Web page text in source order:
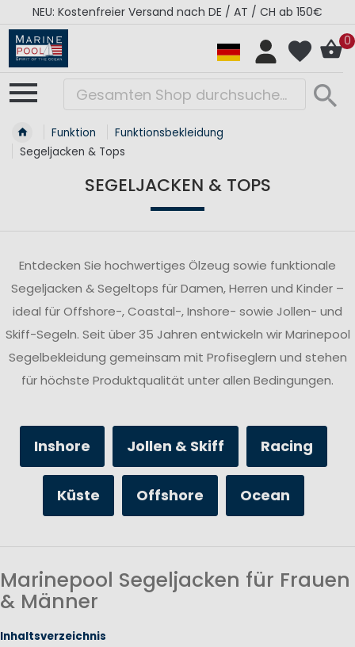
RÉGATES ROYALES Kollektion - Super Sale
0
Funktion
Funktionsbekleidung
Segeljacken & Tops
SEGELJACKEN & TOPS
Entdecken Sie hochwertiges Ölzeug sowie funktionale
Segeljacken & Segeltops für Damen, Herren und Kinder –
ideal für Offshore-, Coastal-, Inshore- sowie Jollen- und
Skiff-Segeln. Seit über 35 Jahren entwickeln wir Marinepool
Segelbekleidung gemeinsam mit Profiseglern und stehen
für höchste Produktqualität unter allen Bedingungen.
Inshore Jollen & Skiff Racing
Küste Offshore Ocean
Marinepool Segeljacken für Frauen
& Männer
Inhaltsverzeichnis